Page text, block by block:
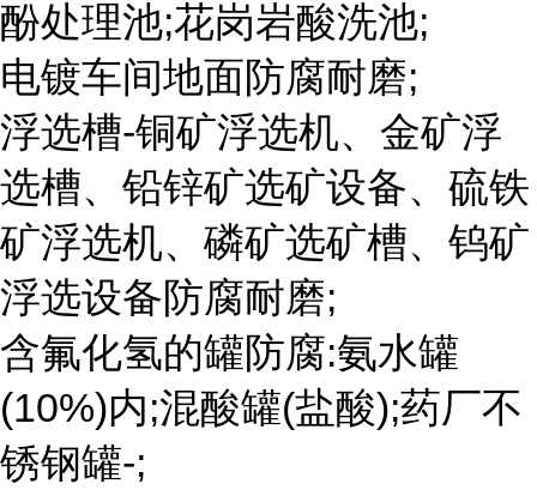
酚处理池;花岗岩酸洗池;
电镀车间地面防腐耐磨;
浮选槽-铜矿浮选机、金矿浮
选槽、铅锌矿选矿设备、硫铁
矿浮选机、磷矿选矿槽、钨矿
浮选设备防腐耐磨;
含氟化氢的罐防腐:氨水罐
(10%)内;混酸罐(盐酸);药厂不
锈钢罐-;